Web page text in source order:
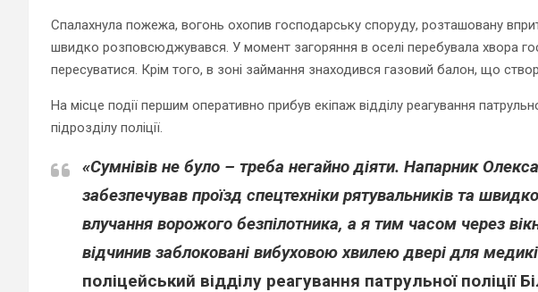
Спалахнула пожежа, вогонь охопив господарську споруду, розташовану
швидко розповсюджувався. У момент загоряння в оселі перебувала хвора
пересуватися. Крім того, в зоні займання знаходився газовий балон, що
На місце події першим оперативно прибув екіпаж відділу реагування
підрозділу поліції.
«Сумнівів не було – треба негайно діяти. Напарник
забезпечував проїзд спецтехніки рятувальників та
влучання ворожого безпілотника, а я тим часом через
відчинив заблоковані вибуховою хвилею двері для
поліцейський відділу реагування патрульної поліції